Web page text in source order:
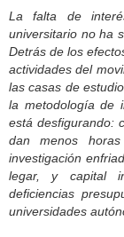
La falta de
universitario no ha
Detrás de los
actividades del
las casas de
la metodología de
está desfigurando:
dan menos
investigación
legar, y capital
deficiencias
universidades